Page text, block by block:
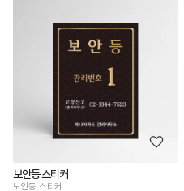
보안등 스티커
보안등 스티커